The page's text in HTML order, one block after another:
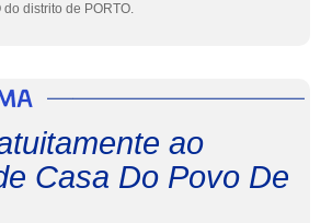
do distrito de PORTO.
ao
Casa Do Povo De